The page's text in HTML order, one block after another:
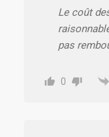
Le coût
pas
0